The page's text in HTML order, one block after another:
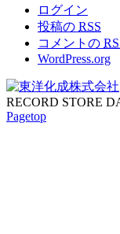
ログイン
投稿の RSS
コメントの
WordPress.org
RECORD STORE
Pagetop